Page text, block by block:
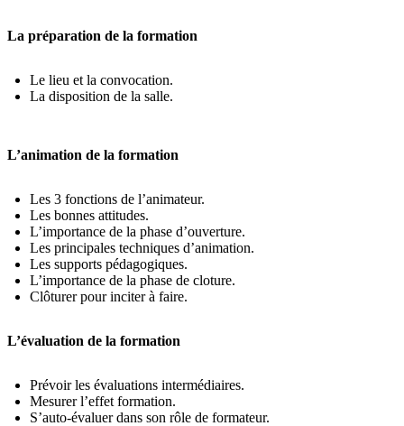
La préparation de la formation
Le lieu et la convocation.
La disposition de la salle.
L’animation de la formation
Les 3 fonctions de l’animateur.
Les bonnes attitudes.
L’importance de la phase d’ouverture.
Les principales techniques d’animation.
Les supports pédagogiques.
L’importance de la phase de cloture.
Clôturer pour inciter à faire.
L’évaluation de la formation
Prévoir les évaluations intermédiaires.
Mesurer l’effet formation.
S’auto-évaluer dans son rôle de formateur.